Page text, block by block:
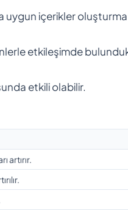
uygun içerikler
etkileşimde
etkili olabilir.
artırır.